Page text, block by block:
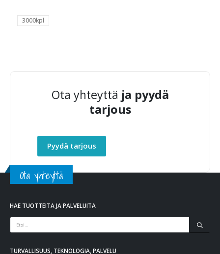
3000kpl
Ota yhteyttä ja pyydä
tarjous
Pyydä tarjous
Ota yhteyttä
HAE TUOTTEITA JA PALVELUITA
TURVALLISUUS, TEKNOLOGIA, PALVELU